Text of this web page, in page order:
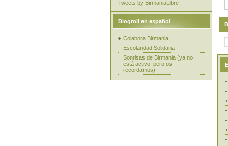
Tweets by BirmaniaLibre
Blogroll en español
Colabora Birmania
Escolaridad Solidaria
Sonrisas de Birmania (ya no
está activo, pero os
recordamos)